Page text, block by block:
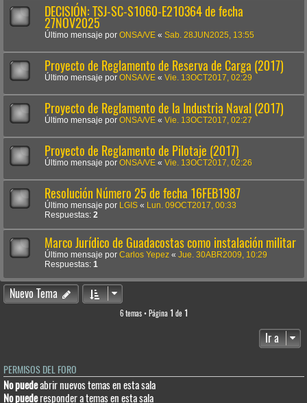
DECISIÓN: TSJ-SC-S1060-E210364 de fecha
27NOV2025
Último mensaje por ONSA/VE « Sab. 28JUN2025, 13:55
Proyecto de Reglamento de Reserva de Carga (2017)
Último mensaje por ONSA/VE « Vie. 13OCT2017, 02:29
Proyecto de Reglamento de la Industria Naval (2017)
Último mensaje por ONSA/VE « Vie. 13OCT2017, 02:27
Proyecto de Reglamento de Pilotaje (2017)
Último mensaje por ONSA/VE « Vie. 13OCT2017, 02:26
Resolución Número 25 de fecha 16FEB1987
Último mensaje por LGIS «
Lun. 09OCT2017, 00:33
Respuestas: 2
Marco Jurídico de Guadacostas como instalación militar
Último mensaje por Carlos Yepez « Jue. 30ABR2009, 10:29
Respuestas: 1
Nuevo Tema
6 temas • Página 1 de 1
Ir a
PERMISOS DEL FORO
No puedeabrir nuevos temas en esta sala
No puederesponder a temas en esta sala